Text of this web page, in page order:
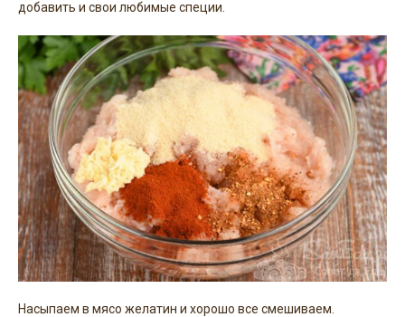
добавить и свои любимые специи.
Насыпаем в мясо желатин и хорошо все смешиваем.